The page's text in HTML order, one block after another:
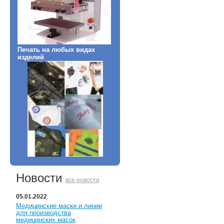
Печать на любых видах
изделий
Новости все новости
05.01.2022
Медицинские маски и линии
для производства
медицинских масок